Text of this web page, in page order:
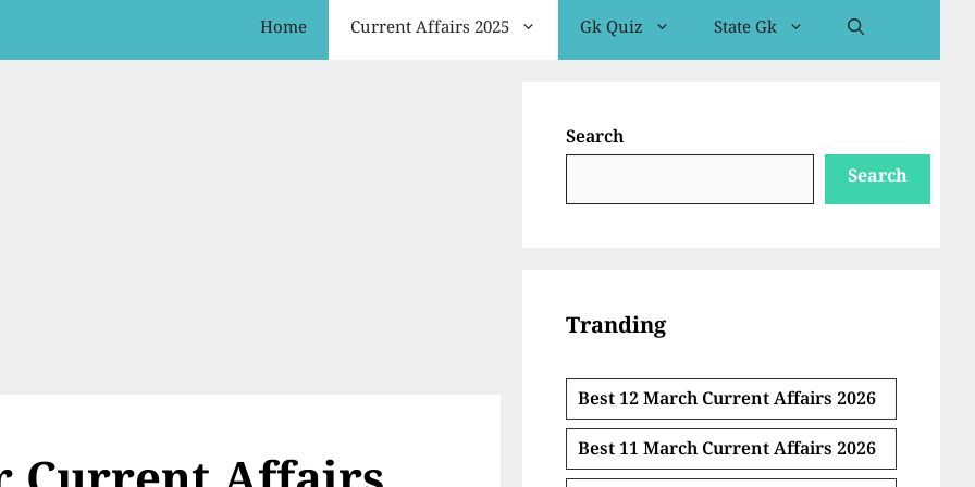
Home Current Affairs 2025 Gk Quiz State Gk
Search
Search
Tranding
Best 12 March Current Affairs 2026
Best 11 March Current Affairs 2026